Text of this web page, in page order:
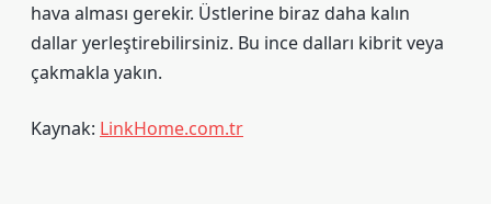
hava alması gerekir. Üstlerine biraz daha kalın
dallar yerleştirebilirsiniz. Bu ince dalları kibrit veya
çakmakla yakın.
Kaynak: LinkHome.com.tr